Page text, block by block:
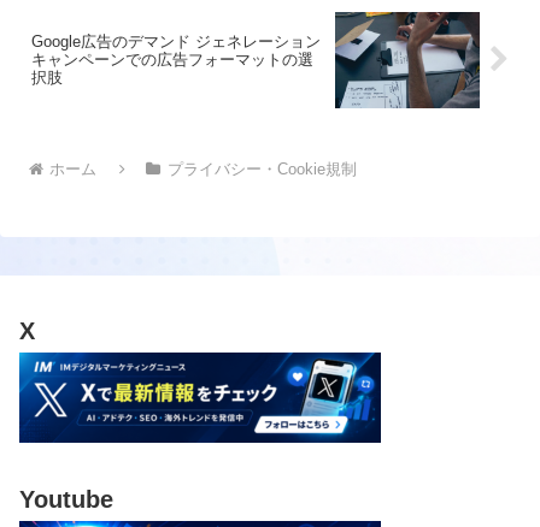
Google広告のデマンド ジェネレーション
キャンペーンでの広告フォーマットの選
択肢
ホーム プライバシー・Cookie規制
X
Youtube